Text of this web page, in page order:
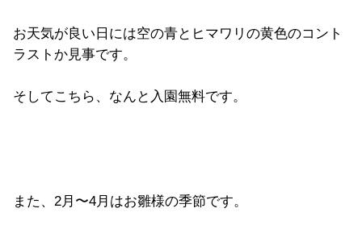
お天気が良い日には空の青とヒマワリの黄色のコント
ラストか見事です。
そしてこちら、なんと入園無料です。
また、2月〜4月はお雛様の季節です。